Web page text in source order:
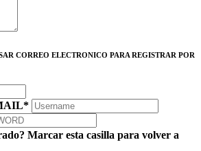
CORREO ELECTRONICO PARA REGISTRAR POR
*
Marcar esta casilla para volver a